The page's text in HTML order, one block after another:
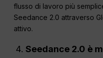
flusso di lavoro più
Seedance 2.0 attraverso
attivo.
Seedance 2.0 è